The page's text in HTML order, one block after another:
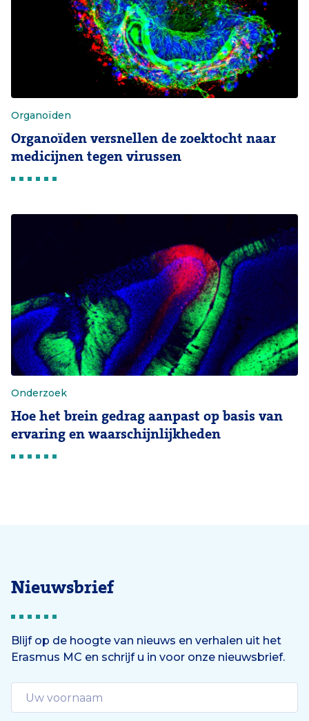
Organoïden
Organoïden versnellen de zoektocht naar
medicijnen tegen virussen
Onderzoek
Hoe het brein gedrag aanpast op basis van
ervaring en waarschijnlijkheden
Nieuwsbrief
Blijf op de hoogte van nieuws en verhalen uit het
Erasmus MC en schrijf u in voor onze nieuwsbrief.